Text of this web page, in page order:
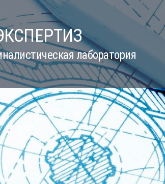
лаборатория